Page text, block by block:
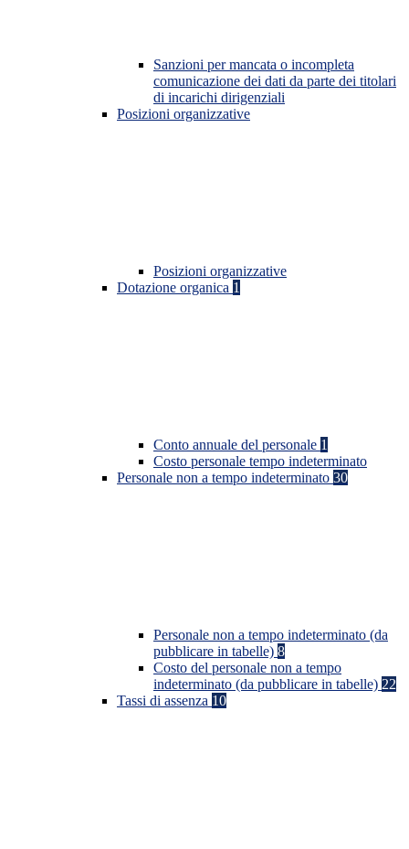
Sanzioni per mancata o incompleta
comunicazione dei dati da parte dei titolari
di incarichi dirigenziali
Posizioni organizzative
Posizioni organizzative
Dotazione organica 1
Conto annuale del personale 1
Costo personale tempo indeterminato
Personale non a tempo indeterminato 30
Personale non a tempo indeterminato (da
pubblicare in tabelle) 8
Costo del personale non a tempo
indeterminato (da pubblicare in tabelle) 22
Tassi di assenza 10